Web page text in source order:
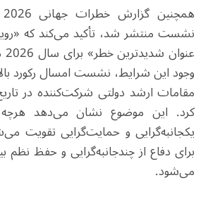
نشست منتشر شد، تأکید می‌کند که
وجود این شرایط، نشست امسال رکورد
مقامات ارشد دولتی شرکت‌کننده در
کرد. این موضوع نشان می‌دهد
یکجانبه‌گرایی و حمایت‌گرایی تقویت
برای دفاع از چندجانبه‌گرایی و حفظ نظم
می‌شود.